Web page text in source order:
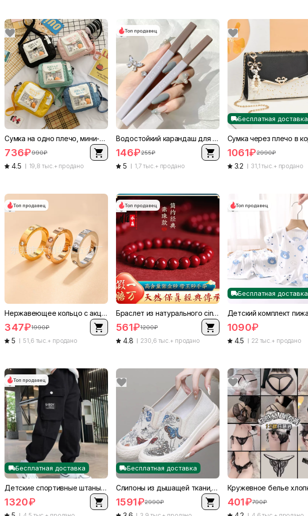
Сумка на одно плечо, мини-сумка в японском стиле через плечо, милое окно-паспорт, легкая (0,15 кг)
4.5 19,8 тыс.+ продано
736₽990₽
Топ продавец
Водостойкий карандаш для бровей, долговечный, подходит для начинающих, 5 оттенков
5 1,7 тыс.+ продано
146₽255₽
Бесплатная доставка
3.2 31,1 тыс.+ продано
1061₽2990₽
Топ продавец
Нержавеющее кольцо с акцентами циркония, полированное золото/розовое золото/серебро, размеры 5–11
5 51,6 тыс.+ продано
347₽1990₽
Топ продавец
Браслет из натурального cinnabar (прессованный рудник), варианты бусин 4–20 мм, вариации чистоты 50/90/97, прямой завод
4.8 230,6 тыс.+ продано
561₽1200₽
Топ продавец
Бесплатная доставка
4.5 22 тыс.+ продано
1090₽
Топ продавец
Бесплатная доставка
Детские спортивные штаны для мальчиков, размеры 110–170, стиль Cargo, резной низ
1320₽
Бесплатная доставка
Слипоны из дышащей ткани, мягкая подкладка, комфорт для отдыха, размеры 36–40
1591₽2990₽ 401₽790₽